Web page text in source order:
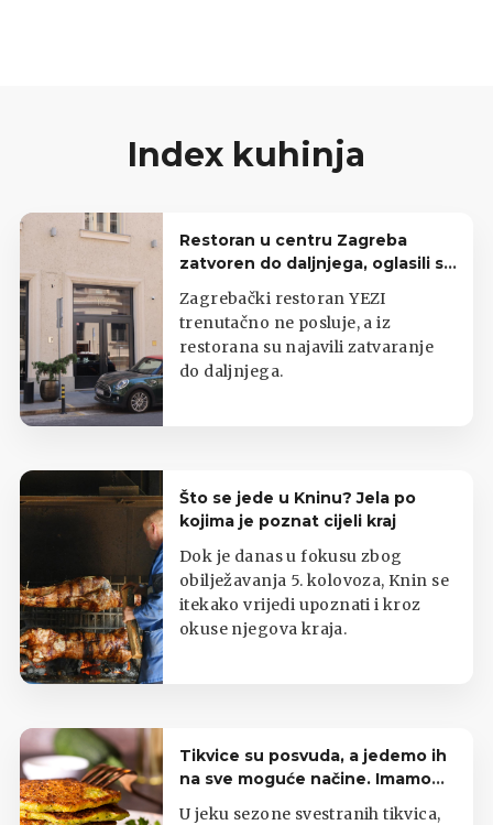
Index kuhinja
Restoran u centru Zagreba
zatvoren do daljnjega, oglasili se
iz lokala
Zagrebački restoran YEZI
trenutačno ne posluje, a iz
restorana su najavili zatvaranje
do daljnjega.
Što se jede u Kninu? Jela po
kojima je poznat cijeli kraj
Dok je danas u fokusu zbog
obilježavanja 5. kolovoza, Knin se
itekako vrijedi upoznati i kroz
okuse njegova kraja.
Tikvice su posvuda, a jedemo ih
na sve moguće načine. Imamo
top listu
U jeku sezone svestranih tikvica,